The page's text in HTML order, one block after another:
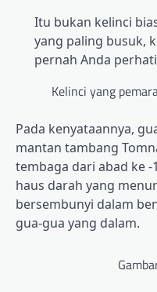
Itu bukan kelinci
yang paling busuk,
pernah Anda
Kelinci yang
Pada kenyataannya,
mantan tambang
tembaga dari abad ke
haus darah yang
bersembunyi dalam
gua-gua yang dalam.